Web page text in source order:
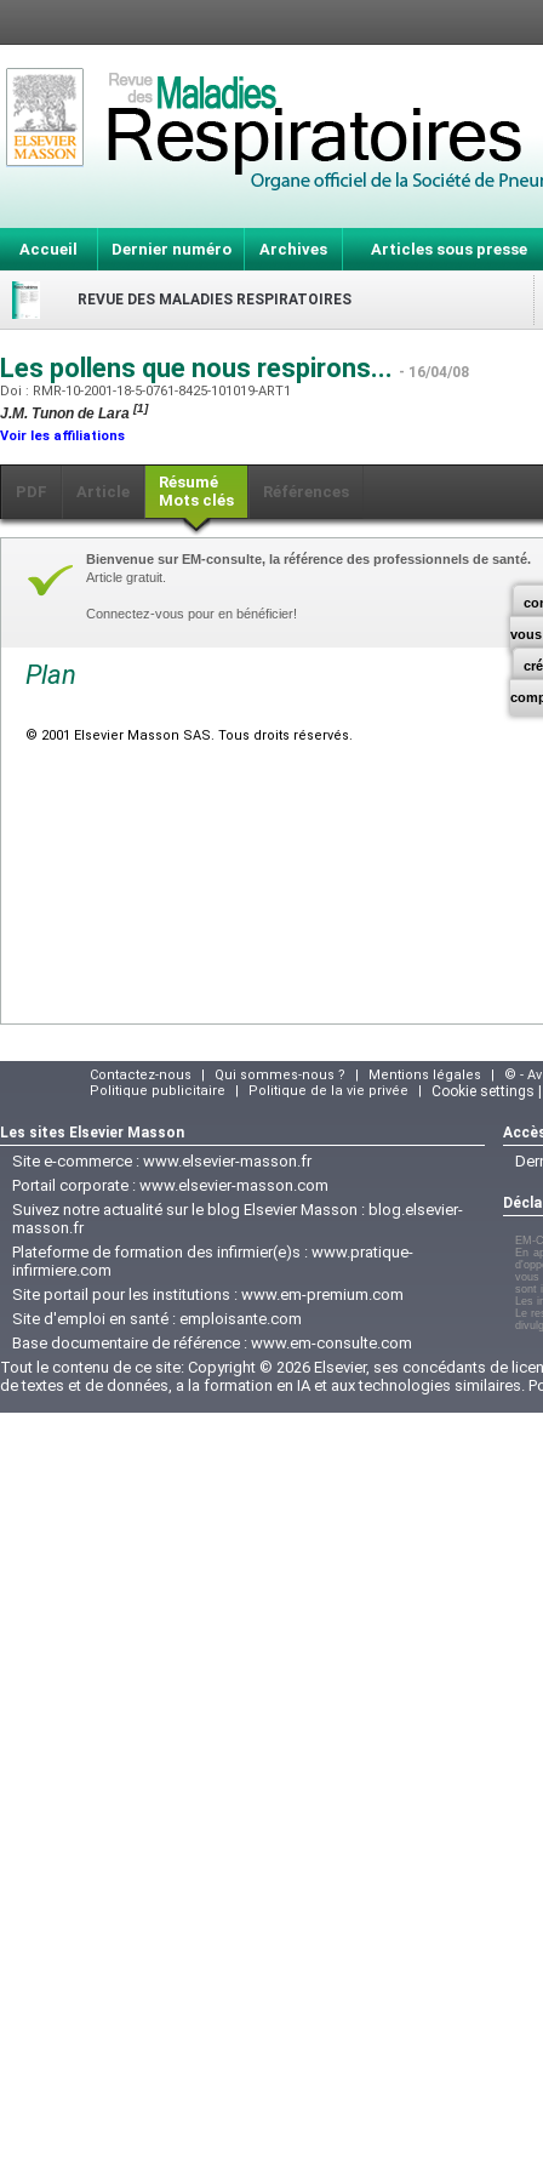
Accueil Dernier numéro Archives Articles sous presse
REVUE DES MALADIES RESPIRATOIRES
Les pollens que nous respirons... - 16/04/08
Doi : RMR-10-2001-18-5-0761-8425-101019-ART1
J.M. Tunon de Lara [1]
Voir les affiliations
PDF Article
Résumé
Mots clés
Références
vous
Bienvenue sur EM-consulte, la référence des professionnels de santé.
Article gratuit.
Connectez-vous pour en bénéficier!
Plan
© 2001 Elsevier Masson SAS. Tous droits réservés.
Contactez-nous | Qui sommes-nous ? | Mentions légales |
© -
Politique publicitaire
| Politique de la vie privée | Cookie settings
Les sites Elsevier Masson
Site e-commerce : www.elsevier-masson.fr
Portail corporate : www.elsevier-masson.com
Suivez notre actualité sur le blog Elsevier Masson : blog.elsevier-
masson.fr
Plateforme de formation des infirmier(e)s : www.pratique-
infirmiere.com
Site portail pour les institutions : www.em-premium.com
Site d'emploi en santé : emploisante.com
Base documentaire de référence : www.em-consulte.com
EM-
En
vous
sont
Les
Le
Tout le contenu de ce site: Copyright © 2026 Elsevier, ses concédants de
de textes et de données, a la formation en IA et aux technologies similaires.